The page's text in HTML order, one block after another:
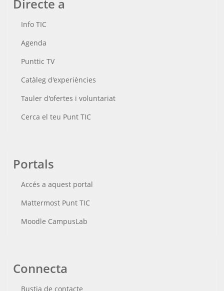
Directe a
Info TIC
Agenda
Punttic TV
Catàleg d'experiències
Tauler d'ofertes i voluntariat
Cerca el teu Punt TIC
Portals
Accés a aquest portal
Mattermost Punt TIC
Moodle CampusLab
Connecta
Bustia de contacte